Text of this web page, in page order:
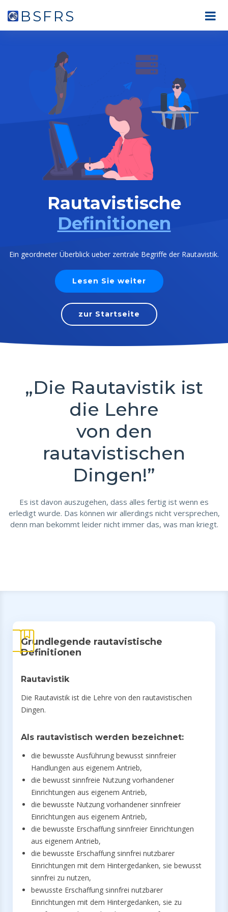
BSFRS
Rautavistische
Definitionen
Ein geordneter Überblick ueber zentrale Begriffe der Rautavistik.
Lesen Sie weiter
zur Startseite
„Die Rautavistik ist
die Lehre
von den
rautavistischen
Dingen!”
Es ist davon auszugehen, dass alles fertig ist wenn es
erledigt wurde. Das können wir allerdings nicht versprechen,
denn man bekommt leider nicht immer das, was man kriegt.
Grundlegende rautavistische
Definitionen
Rautavistik
Die Rautavistik ist die Lehre von den rautavistischen
Dingen.
Als rautavistisch werden bezeichnet:
die bewusste Ausführung bewusst sinnfreier
Handlungen aus eigenem Antrieb,
die bewusst sinnfreie Nutzung vorhandener
Einrichtungen aus eigenem Antrieb,
die bewusste Nutzung vorhandener sinnfreier
Einrichtungen aus eigenem Antrieb,
die bewusste Erschaffung sinnfreier Einrichtungen
aus eigenem Antrieb,
die bewusste Erschaffung sinnfrei nutzbarer
Einrichtungen mit dem Hintergedanken, sie bewusst
sinnfrei zu nutzen,
bewusste Erschaffung sinnfrei nutzbarer
Einrichtungen mit dem Hintergedanken, sie zu